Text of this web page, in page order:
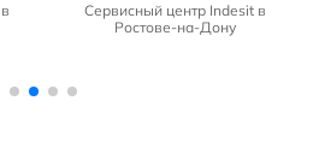
Сервисный центр Indesit в
Ростове-на-Дону